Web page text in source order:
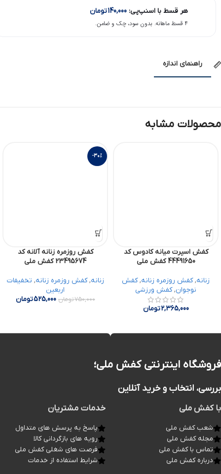
هر قسط با اسنپ‌پی: 140,000تومان
۴ قسط ماهانه. بدون سود، چک و ضامن.
راهنمای اندازه
محصولات مشابه
کفش اسپرت میانه کادوس کد
44491650 کفش ملی
زنانه,کفش روزمره زنانه,کفش
نوجوان,کفش ورزشی
2,365,000تومان
-30%
کفش روزمره زنانه آلانه کد
23495674 کفش ملی
زنانه,کفش روزمره زنانه, تخفیفات
اربعین
750,000تومان 525,000تومان
فروشگاه اینترنتی کفش ملی؛
بررسی، انتخاب و خرید آنلاین
با کفش ملی
شعب کفش ملی
مجله کفش ملی
تماس با کفش ملی
درباره کفش ملی
خدمات مشتریان
پاسخ به پرسش های متداول
رویه های بازگردانی کالا
فرصت های شغلی کفش ملی
شرایط استفاده از خدمات